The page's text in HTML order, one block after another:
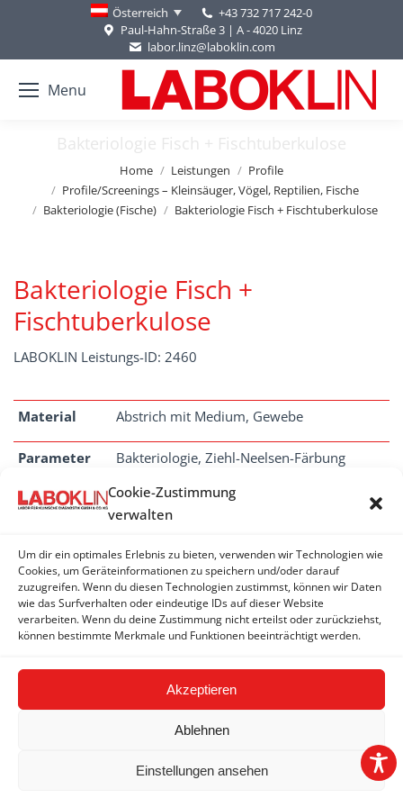
Cookie-Zustimmung
verwalten
Um dir ein optimales Erlebnis zu bieten, verwenden wir Technologien wie
Cookies, um Geräteinformationen zu speichern und/oder darauf
zuzugreifen. Wenn du diesen Technologien zustimmst, können wir Daten
wie das Surfverhalten oder eindeutige IDs auf dieser Website
verarbeiten. Wenn du deine Zustimmung nicht erteilst oder zurückziehst,
können bestimmte Merkmale und Funktionen beeinträchtigt werden.
Akzeptieren
Ablehnen
Einstellungen ansehen
Österreich
+43 732 717 242-0
Paul-Hahn-Straße 3 | A - 4020 Linz
labor.linz@laboklin.com
Menu
Bakteriologie Fisch + Fischtuberkulose
Home Leistungen
Profile
Profile/Screenings – Kleinsäuger, Vögel, Reptilien, Fische
Bakteriologie (Fische)
Bakteriologie Fisch + Fischtuberkulose
Bakteriologie Fisch +
Fischtuberkulose
LABOKLIN Leistungs-ID: 2460
Material Abstrich mit Medium, Gewebe
Parameter Bakteriologie, Ziehl-Neelsen-Färbung
Dauer 2 - 7 Tage
BAKTERIOLOGIE (FISCHE)
Bakteriologie Fisch + Fischtuberkulose